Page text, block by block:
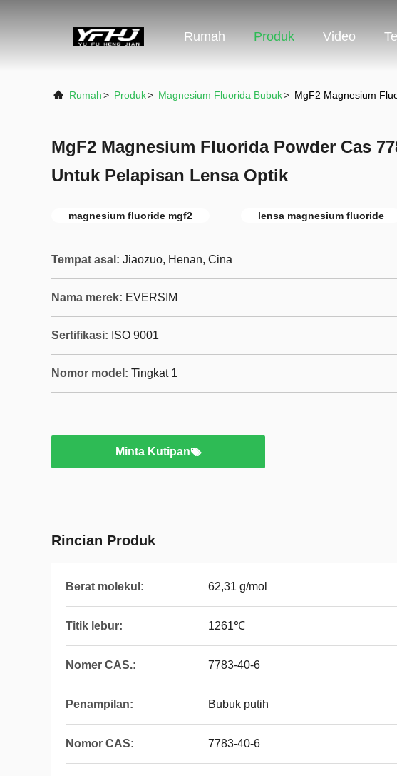
Rumah Produk Video
Rumah> Produk> Magnesium Fluorida Bubuk> MgF2 Magnesium
MgF2 Magnesium Fluorida Powder Cas
Untuk Pelapisan Lensa Optik
magnesium fluoride mgf2 lensa magnesium fluoride
Tempat asal: Jiaozuo, Henan, Cina
Nama merek: EVERSIM
Sertifikasi: ISO 9001
Nomor model: Tingkat 1
Minta Kutipan
Rincian Produk
Berat molekul: 62,31 g/mol
Titik lebur: 1261℃
Nomer CAS.: 7783-40-6
Penampilan: Bubuk putih
Nomor CAS: 7783-40-6